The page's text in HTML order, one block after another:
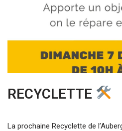
RECYCLETTE
La prochaine Recyclette de